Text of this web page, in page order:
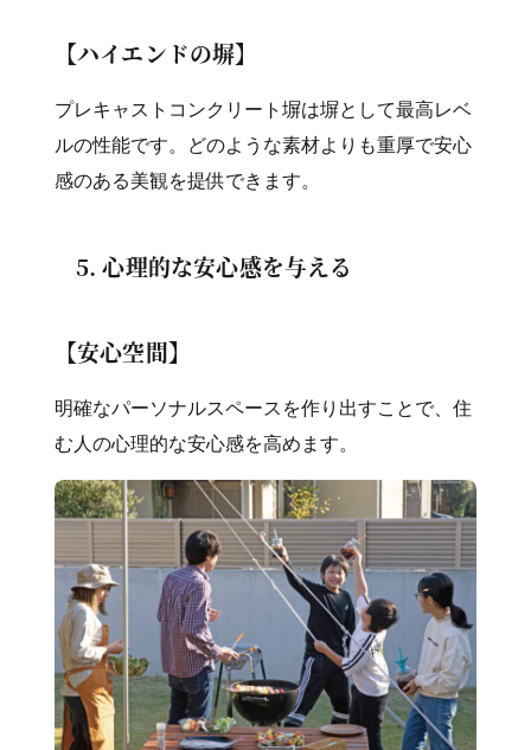
【ハイエンドの塀】
プレキャストコンクリート塀は塀として最高レベ
ルの性能です。どのような素材よりも重厚で安心
感のある美観を提供できます。
5. 心理的な安心感を与える
【安心空間】
明確なパーソナルスペースを作り出すことで、住
む人の心理的な安心感を高めます。